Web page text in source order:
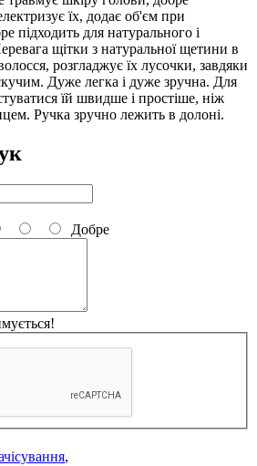
їх, додає об'єм при
підходить для натурального і
щітки з натуральної щетини в
розгладжує їх лусочки, завдяки
Дуже легка і дуже зручна. Для
їй швидше і простіше, ніж
Ручка зручно лежить в долоні.
Добре
,